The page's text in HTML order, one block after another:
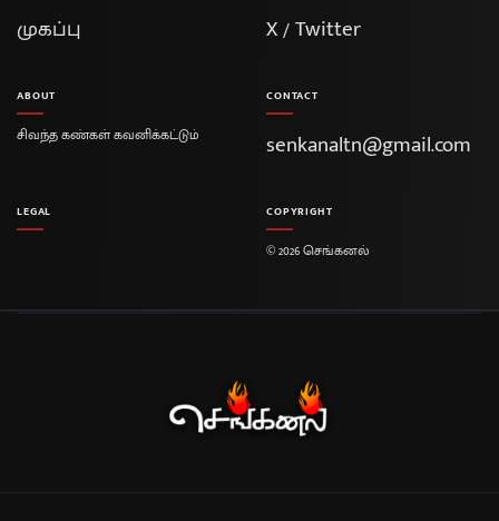
முகப்பு
X / Twitter
ABOUT
சிவந்த கண்கள் கவனிக்கட்டும்
CONTACT
senkanaltn@gmail.com
LEGAL COPYRIGHT
© 2026 செங்கனல்